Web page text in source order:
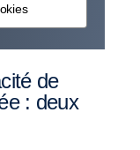
: deux